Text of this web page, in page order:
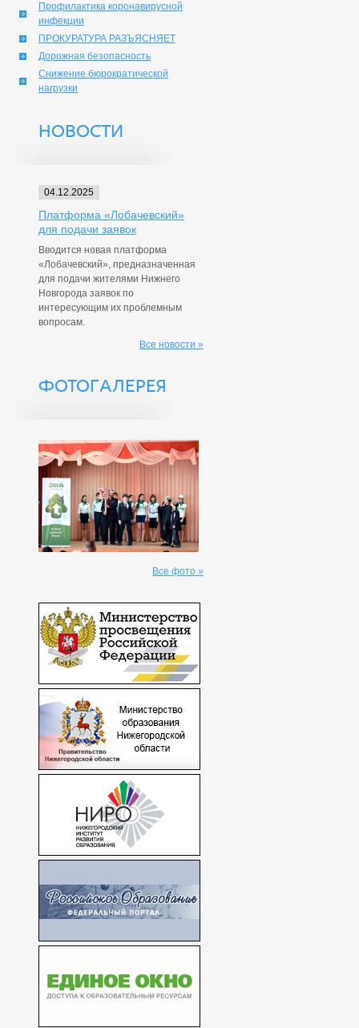
Профилактика коронавирусной
инфекции
ПРОКУРАТУРА РАЗЪЯСНЯЕТ
Дорожная безопасность
Снижение бюрократической
нагрузки
НОВОСТИ
04.12.2025
Платформа «Лобачевский»
для подачи заявок
Вводится новая платформа
«Лобачевский», предназначенная
для подачи жителями Нижнего
Новгорода заявок по
интересующим их проблемным
вопросам.
Все новости »
ФОТОГАЛЕРЕЯ
Все фото »